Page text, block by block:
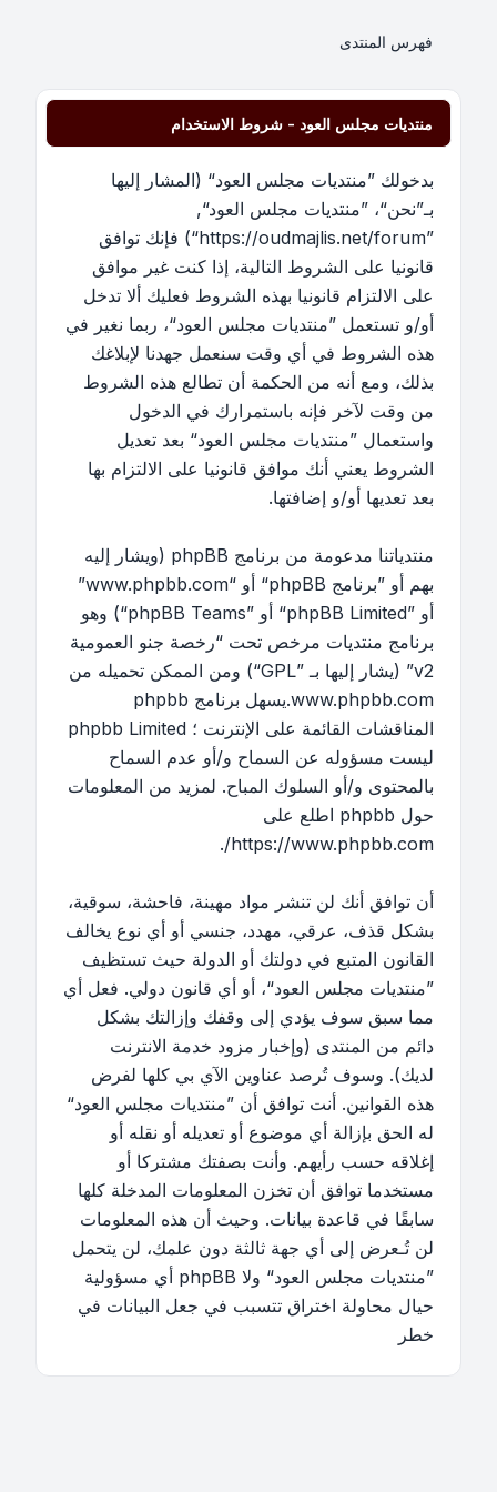
فهرس المنتدى
منتديات مجلس العود - شروط الاستخدام
بدخولك ”منتديات مجلس العود“ (المشار إليها
بـ”نحن“، ”منتديات مجلس العود“,
”https://oudmajlis.net/forum“) فإنك توافق
قانونيا على الشروط التالية، إذا كنت غير موافق
على الالتزام قانونيا بهذه الشروط فعليك ألا تدخل
أو/و تستعمل ”منتديات مجلس العود“، ربما نغير في
هذه الشروط في أي وقت سنعمل جهدنا لإبلاغك
بذلك، ومع أنه من الحكمة أن تطالع هذه الشروط
من وقت لآخر فإنه باستمرارك في الدخول
واستعمال ”منتديات مجلس العود“ بعد تعديل
الشروط يعني أنك موافق قانونيا على الالتزام بها
بعد تعديها أو/و إضافتها.
منتدياتنا مدعومة من برنامج phpBB (ويشار إليه
بهم أو ”برنامج phpBB“ أو “www.phpbb.com”
أو ”phpBB Limited“ أو ”phpBB Teams“) وهو
برنامج منتديات مرخص تحت “رخصة جنو العمومية
v2” (يشار إليها بـ ”GPL“) ومن الممكن تحميله من
www.phpbb.com
.يسهل برنامج phpbb
المناقشات القائمة على الإنترنت ؛ phpbb Limited
ليست مسؤوله عن السماح و/أو عدم السماح
بالمحتوى و/أو السلوك المباح. لمزيد من المعلومات
حول phpbb اطلع على
https://www.phpbb.com/
.
أن توافق أنك لن تنشر مواد مهينة، فاحشة، سوقية،
بشكل قذف، عرقي، مهدد، جنسي أو أي نوع يخالف
القانون المتبع في دولتك أو الدولة حيث تستظيف
”منتديات مجلس العود“، أو أي قانون دولي. فعل أي
مما سبق سوف يؤدي إلى وقفك وإزالتك بشكل
دائم من المنتدى (وإخبار مزود خدمة الانترنت
لديك). وسوف تُرصد عناوين الآي بي كلها لفرض
هذه القوانين. أنت توافق أن ”منتديات مجلس العود“
له الحق بإزالة أي موضوع أو تعديله أو نقله أو
إغلاقه حسب رأيهم. وأنت بصفتك مشتركا أو
مستخدما توافق أن تخزن المعلومات المدخلة كلها
سابقًا في قاعدة بيانات. وحيث أن هذه المعلومات
لن تُـعرض إلى أي جهة ثالثة دون علمك، لن يتحمل
”منتديات مجلس العود“ ولا phpBB أي مسؤولية
حيال محاولة اختراق تتسبب في جعل البيانات في
خطر